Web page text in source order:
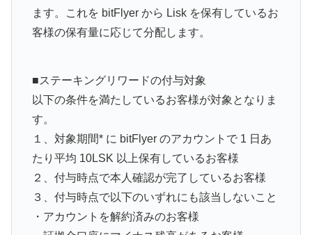
ます。これを bitFlyer から Lisk を保有しているお
客様の保有量に応じて分配します。
■ステーキングリワードの付与対象
以下の条件を満たしているお客様が対象となりま
す。
１、対象期間* に bitFlyer のアカウントで 1 日あ
たり平均 10LSK 以上保有しているお客様
２、付与時点で本人確認が完了しているお客様
３、付与時点で以下のいずれにも該当しないこと
・アカウントを解約済みのお客様